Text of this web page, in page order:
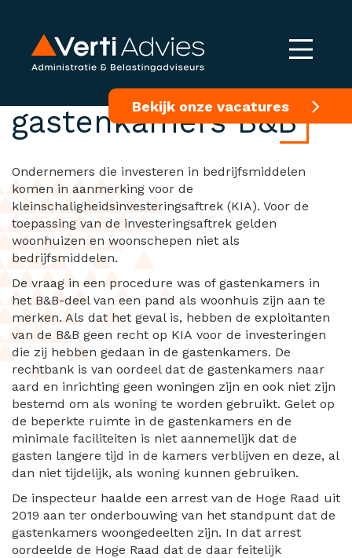
Bekijk onze vacatures
Investeringen in
gastenkamers B&B
Ondernemers die investeren in bedrijfsmiddelen
komen in aanmerking voor de
kleinschaligheidsinvesteringsaftrek (KIA). Voor de
toepassing van de investeringsaftrek gelden
woonhuizen en woonschepen niet als
bedrijfsmiddelen.
De vraag in een procedure was of gastenkamers in
het B&B-deel van een pand als woonhuis zijn aan te
merken. Als dat het geval is, hebben de exploitanten
van de B&B geen recht op KIA voor de investeringen
die zij hebben gedaan in de gastenkamers. De
rechtbank is van oordeel dat de gastenkamers naar
aard en inrichting geen woningen zijn en ook niet zijn
bestemd om als woning te worden gebruikt. Gelet op
de beperkte ruimte in de gastenkamers en de
minimale faciliteiten is niet aannemelijk dat de
gasten langere tijd in de kamers verblijven en deze, al
dan niet tijdelijk, als woning kunnen gebruiken.
De inspecteur haalde een arrest van de Hoge Raad uit
2019 aan ter onderbouwing van het standpunt dat de
gastenkamers woongedeelten zijn. In dat arrest
oordeelde de Hoge Raad dat de daar feitelijk